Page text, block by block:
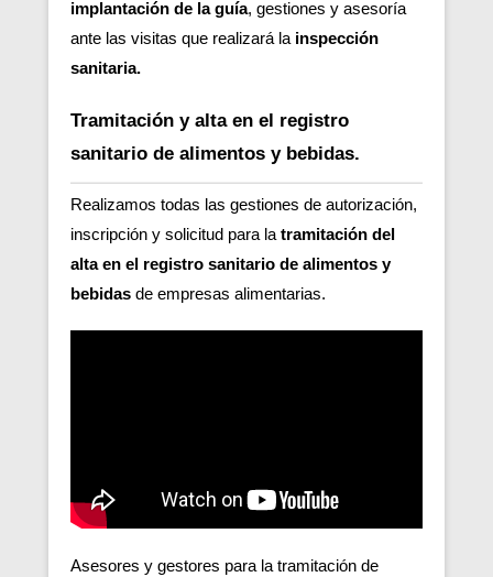
implantación de la guía, gestiones y asesoría
ante las visitas que realizará la inspección
sanitaria.
Tramitación y alta en el registro
sanitario de alimentos y bebidas.
Realizamos todas las gestiones de autorización,
inscripción y solicitud para la tramitación del
alta en el registro sanitario de alimentos y
bebidas de empresas alimentarias.
Asesores y gestores para la tramitación de